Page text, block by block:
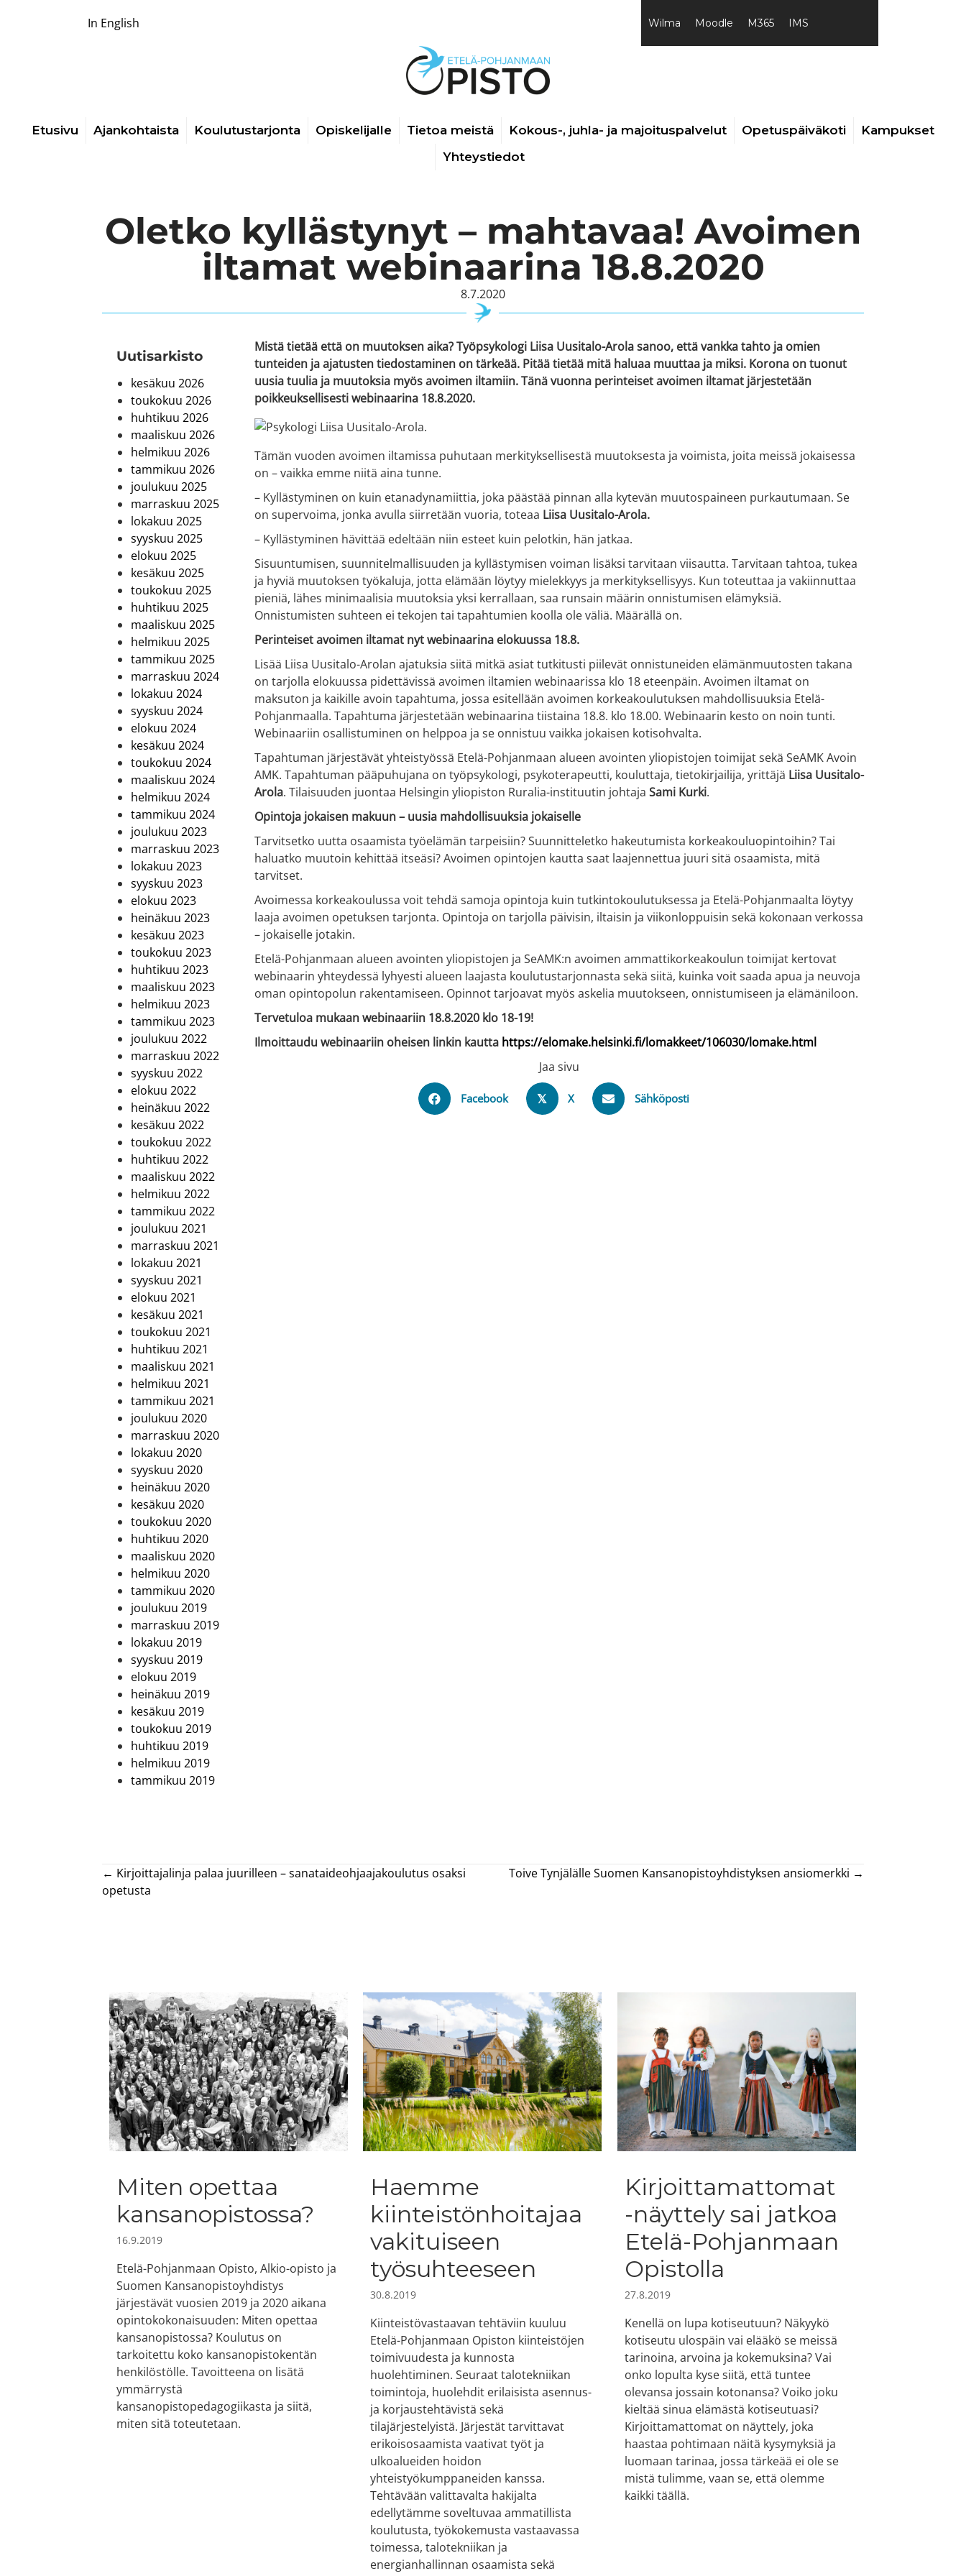
In English Wilma Moodle M365 IMS
Etusivu Ajankohtaista Koulutustarjonta Opiskelijalle Tietoa meistä Kokous-, juhla- ja majoituspalvelut Opetuspäiväkoti
Kampukset
Yhteystiedot
Oletko kyllästynyt – mahtavaa! Avoimen
iltamat webinaarina 18.8.2020
8.7.2020
Uutis­arkisto
kesäkuu 2026
toukokuu 2026
huhtikuu 2026
maaliskuu 2026
helmikuu 2026
tammikuu 2026
joulukuu 2025
marraskuu 2025
lokakuu 2025
syyskuu 2025
elokuu 2025
kesäkuu 2025
toukokuu 2025
huhtikuu 2025
maaliskuu 2025
helmikuu 2025
tammikuu 2025
marraskuu 2024
lokakuu 2024
syyskuu 2024
elokuu 2024
kesäkuu 2024
toukokuu 2024
maaliskuu 2024
helmikuu 2024
tammikuu 2024
joulukuu 2023
marraskuu 2023
lokakuu 2023
syyskuu 2023
elokuu 2023
heinäkuu 2023
kesäkuu 2023
toukokuu 2023
huhtikuu 2023
maaliskuu 2023
helmikuu 2023
tammikuu 2023
joulukuu 2022
marraskuu 2022
syyskuu 2022
elokuu 2022
heinäkuu 2022
kesäkuu 2022
toukokuu 2022
huhtikuu 2022
maaliskuu 2022
helmikuu 2022
tammikuu 2022
joulukuu 2021
marraskuu 2021
lokakuu 2021
syyskuu 2021
elokuu 2021
kesäkuu 2021
toukokuu 2021
huhtikuu 2021
maaliskuu 2021
helmikuu 2021
tammikuu 2021
joulukuu 2020
marraskuu 2020
lokakuu 2020
syyskuu 2020
heinäkuu 2020
kesäkuu 2020
toukokuu 2020
huhtikuu 2020
maaliskuu 2020
helmikuu 2020
tammikuu 2020
joulukuu 2019
marraskuu 2019
lokakuu 2019
syyskuu 2019
elokuu 2019
heinäkuu 2019
kesäkuu 2019
toukokuu 2019
huhtikuu 2019
helmikuu 2019
tammikuu 2019
Mistä tietää että on muutoksen aika?Työpsykologi Liisa Uusitalo-Arola sanoo, että vankka tahto ja omien
tunteiden ja ajatusten tiedostaminen on tärkeää. Pitää tietää mitä haluaa muuttaa ja miksi. Korona on tuonut
uusia tuulia ja muutoksia myös avoimen iltamiin. Tänä vuonna perinteiset avoimen iltamat järjestetään
poikkeuksellisesti webinaarina 18.8.2020.
Tämän vuoden avoimen iltamissa puhutaan merkityksellisestä muutoksesta ja voimista, joita meissä jokaisessa
on – vaikka emme niitä aina tunne.
– Kyllästyminen on kuin etanadynamiittia, joka päästää pinnan alla kytevän muutospaineen purkautumaan. Se
on supervoima, jonka avulla siirretään vuoria, toteaa Liisa Uusitalo-Arola.
– Kyllästyminen hävittää edeltään niin esteet kuin pelotkin, hän jatkaa.
Sisuuntumisen, suunnitelmallisuuden ja kyllästymisen voiman lisäksi tarvitaan viisautta. Tarvitaan tahtoa, tukea
ja hyviä muutoksen työkaluja, jotta elämään löytyy mielekkyys ja merkityksellisyys. Kun toteuttaa ja vakiinnuttaa
pieniä, lähes minimaalisia muutoksia yksi kerrallaan, saa runsain määrin onnistumisen elämyksiä.
Onnistumisten suhteen ei tekojen tai tapahtumien koolla ole väliä. Määrällä on.
Perinteiset avoimen iltamat nyt webinaarina elokuussa 18.8.
Lisää Liisa Uusitalo-Arolan ajatuksia siitä mitkä asiat tutkitusti piilevät onnistuneiden elämänmuutosten takana
on tarjolla elokuussa pidettävissä avoimen iltamien webinaarissa klo 18 eteenpäin. Avoimen iltamat on
maksuton ja kaikille avoin tapahtuma, jossa esitellään avoimen korkeakoulutuksen mahdollisuuksia Etelä-
Pohjanmaalla. Tapahtuma järjestetään webinaarina tiistaina 18.8. klo 18.00. Webinaarin kesto on noin tunti.
Webinaariin osallistuminen on helppoa ja se onnistuu vaikka jokaisen kotisohvalta.
Tapahtuman järjestävät yhteistyössä Etelä-Pohjanmaan alueen avointen yliopistojen toimijat sekä SeAMK Avoin
AMK. Tapahtuman pääpuhujana on työpsykologi, psykoterapeutti, kouluttaja, tietokirjailija, yrittäjä Liisa Uusitalo-
Arola. Tilaisuuden juontaa Helsingin yliopiston Ruralia-instituutin johtaja Sami Kurki.
Opintoja jokaisen makuun – uusia mahdollisuuksia jokaiselle
Tarvitsetko uutta osaamista työelämän tarpeisiin? Suunnitteletko hakeutumista korkeakouluopintoihin? Tai
haluatko muutoin kehittää itseäsi? Avoimen opintojen kautta saat laajennettua juuri sitä osaamista, mitä
tarvitset.
Avoimessa korkeakoulussa voit tehdä samoja opintoja kuin tutkintokoulutuksessa ja Etelä-Pohjanmaalta löytyy
laaja avoimen opetuksen tarjonta. Opintoja on tarjolla päivisin, iltaisin ja viikonloppuisin sekä kokonaan verkossa
– jokaiselle jotakin.
Etelä-Pohjanmaan alueen avointen yliopistojen ja SeAMK:n avoimen ammattikorkeakoulun toimijat kertovat
webinaarin yhteydessä lyhyesti alueen laajasta koulutustarjonnasta sekä siitä, kuinka voit saada apua ja neuvoja
oman opintopolun rakentamiseen. Opinnot tarjoavat myös askelia muutokseen, onnistumiseen ja elämäniloon.
Tervetuloa mukaan webinaariin 18.8.2020 klo 18-19!
Ilmoittaudu webinaariin oheisen linkin kautta https://elomake.helsinki.fi/lomakkeet/106030/lomake.html
Jaa sivu
Facebook 𝕏 X Sähköposti
Posts
navigation
← Kirjoittajalinja palaa juurilleen – sanataideohjaajakoulutus osaksi
opetusta
Toive Tynjälälle Suomen Kansanopistoyhdistyksen ansiomerkki →
Miten opettaa
kansanopistossa?
16.9.2019
Etelä-Pohjanmaan Opisto, Alkio-opisto ja
Suomen Kansanopistoyhdistys
järjestävät vuosien 2019 ja 2020 aikana
opintokokonaisuuden: Miten opettaa
kansanopistossa? Koulutus on
tarkoitettu koko kansanopistokentän
henkilöstölle. Tavoitteena on lisätä
ymmärrystä
kansanopistopedagogiikasta ja siitä,
miten sitä toteutetaan.
Haemme
kiinteistönhoitajaa
vakituiseen
työsuhteeseen
30.8.2019
Kiinteistövastaavan tehtäviin kuuluu
Etelä-Pohjanmaan Opiston kiinteistöjen
toimivuudesta ja kunnosta
huolehtiminen. Seuraat talotekniikan
toimintoja, huolehdit erilaisista asennus-
ja korjaustehtävistä sekä
tilajärjestelyistä. Järjestät tarvittavat
erikoisosaamista vaativat työt ja
ulkoalueiden hoidon
yhteistyökumppaneiden kanssa.
Tehtävään valittavalta hakijalta
edellytämme soveltuvaa ammatillista
koulutusta, työkokemusta vastaavassa
toimessa, talotekniikan ja
energianhallinnan osaamista sekä
Kirjoittamattomat
-näyttely sai jatkoa
Etelä-Pohjanmaan
Opistolla
27.8.2019
Kenellä on lupa kotiseutuun? Näkyykö
kotiseutu ulospäin vai elääkö se meissä
tarinoina, arvoina ja kokemuksina? Vai
onko lopulta kyse siitä, että tuntee
olevansa jossain kotonansa? Voiko joku
kieltää sinua elämästä kotiseutuasi?
Kirjoittamattomat on näyttely, joka
haastaa pohtimaan näitä kysymyksiä ja
luomaan tarinaa, jossa tärkeää ei ole se
mistä tulimme, vaan se, että olemme
kaikki täällä.